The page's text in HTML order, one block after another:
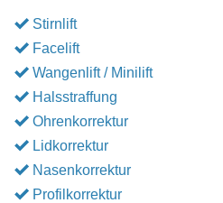
Stirnlift
Facelift
Wangenlift / Minilift
Halsstraffung
Ohrenkorrektur
Lidkorrektur
Nasenkorrektur
Profilkorrektur